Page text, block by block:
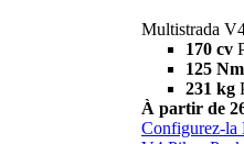
Multistrada
170 cv
125 Nm
231 kg
À partir de
Configurez-la